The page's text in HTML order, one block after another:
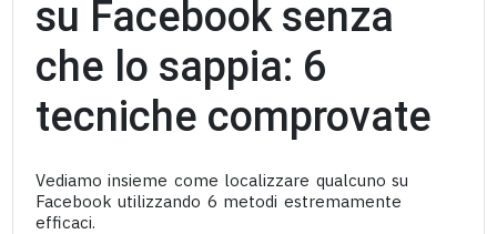
su Facebook senza
che lo sappia: 6
tecniche comprovate
Vediamo insieme come localizzare qualcuno su
Facebook utilizzando 6 metodi estremamente
efficaci.